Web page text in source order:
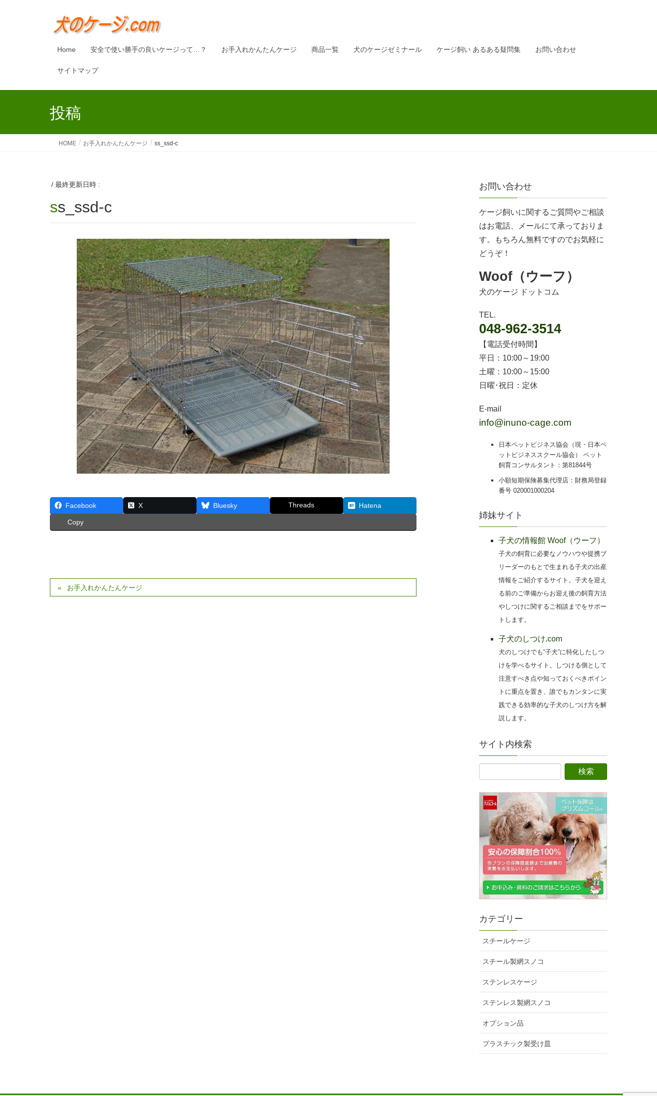
Home 安全で使い勝手の良いケージって…？ お手入れかんたんケージ 商品一覧 犬のケージゼミナール ケージ飼い あるある疑問集 お問い合わせ
サイトマップ
投稿
HOME お手入れかんたんケージ ss_ssd-c
/ 最終更新日時 :
ss_ssd-c
Facebook X Bluesky Threads Hatena
Copy
お手入れかんたんケージ
お問い合わせ
ケージ飼いに関するご質問やご相談
はお電話、メールにて承っておりま
す。もちろん無料ですのでお気軽に
どうぞ！
Woof（ウーフ）
犬のケージ ドットコム
TEL.
048-962-3514
【電話受付時間】
平日：10:00～19:00
土曜：10:00～15:00
日曜･祝日：定休
E-mail
info@inuno-cage.com
日本ペットビジネス協会（現・日本ペ
ットビジネススクール協会） ペット
飼育コンサルタント：第81844号
小額短期保険募集代理店：財務局登録
番号 020001000204
姉妹サイト
子犬の情報館 Woof（ウーフ）
子犬の飼育に必要なノウハウや提携ブ
リーダーのもとで生まれる子犬の出産
情報をご紹介するサイト。子犬を迎え
る前のご準備からお迎え後の飼育方法
やしつけに関するご相談までをサポー
トします。
子犬のしつけ.com
犬のしつけでも“子犬”に特化したしつ
けを学べるサイト。しつける側として
注意すべき点や知っておくべきポイン
トに重点を置き、誰でもカンタンに実
践できる効率的な子犬のしつけ方を解
説します。
サイト内検索
カテゴリー
スチールケージ
スチール製網スノコ
ステンレスケージ
ステンレス製網スノコ
オプション品
プラスチック製受け皿